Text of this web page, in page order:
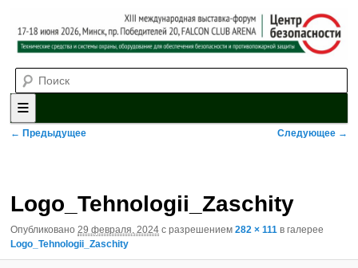
XII международная выставка-
форум «Центр безопасности»
систем охраны, оборудования для обеспечения безопасности и
противопожарной защиты. 4-5 июня 2025, Минск, пр. Победителей,
20
Главное меню
Перейти к основному содержимому
Перейти к дополнительному содержимому
Навигация по изображениям
← Предыдущее Следующее →
Logo_Tehnologii_Zaschity
Опубликовано 29 февраля, 2024 с разрешением 282 × 111 в галерее
Logo_Tehnologii_Zaschity